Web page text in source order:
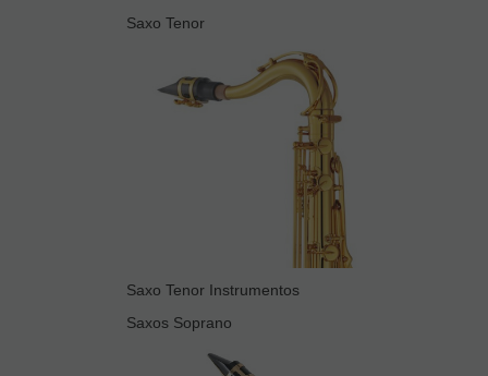
Saxo Tenor
Saxo Tenor Instrumentos
Saxos Soprano